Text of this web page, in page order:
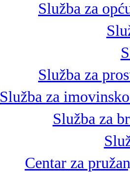
Služba za
Služba za
Služba za
Služba za
Centar za